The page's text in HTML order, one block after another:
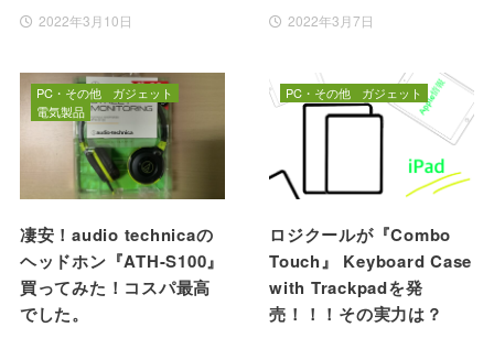
2022年3月10日
2022年3月7日
凄安！audio technicaの
ヘッドホン『ATH-S100』
買ってみた！コスパ最高
でした。
PC・その他
ガジェット
電気製品
ロジクールが『Combo
Touch』 Keyboard Case
with Trackpadを発
売！！！その実力は？
PC・その他 ガジェット